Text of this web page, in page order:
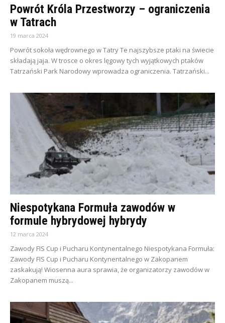
Powrót Króla Przestworzy – ograniczenia
w Tatrach
19 marca 2024
Powrót sokoła wędrownego w Tatry Te najszybsze ptaki na świecie
składają jaja. W trosce o okres lęgowy tych wyjątkowych ptaków
Tatrzański Park Narodowy wprowadza ograniczenia. Tatrzański...
Niespotykana Formuła zawodów w
formule hybrydowej hybrydy
12 marca 2024
Zawody FIS Cup i Pucharu Kontynentalnego Niespotykana Formuła:
Zawody FIS Cup i Pucharu Kontynentalnego w Zakopanem
zaskakują! Wiosenna aura sprawia, że organizatorzy zawodów w
Zakopanem muszą...